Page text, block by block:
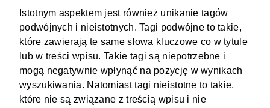
Istotnym aspektem jest również unikanie tagów
podwójnych i nieistotnych. Tagi podwójne to takie,
które zawierają te same słowa kluczowe co w tytule
lub w treści wpisu. Takie tagi są niepotrzebne i
mogą negatywnie wpłynąć na pozycję w wynikach
wyszukiwania. Natomiast tagi nieistotne to takie,
które nie są związane z treścią wpisu i nie